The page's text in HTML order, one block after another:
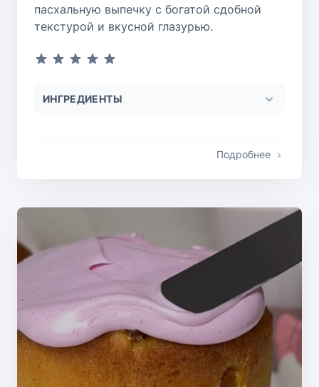
пасхальную выпечку с богатой сдобной
текстурой и вкусной глазурью.
ИНГРЕДИЕНТЫ
Подробнее